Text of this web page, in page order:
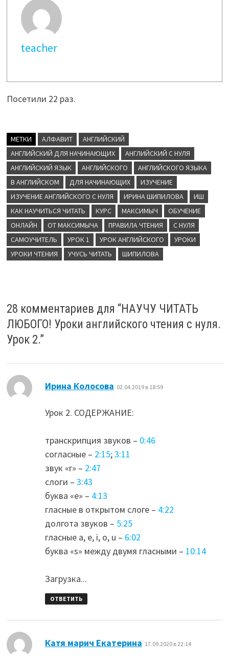
teacher
Посетили 22 раз.
МЕТКИ АЛФАВИТ
АНГЛИЙСКИЙ
АНГЛИЙСКИЙ ДЛЯ НАЧИНАЮЩИХ
АНГЛИЙСКИЙ С НУЛЯ
АНГЛИЙСКИЙ ЯЗЫК
АНГЛИЙСКОГО
АНГЛИЙСКОГО ЯЗЫКА
В АНГЛИЙСКОМ
ДЛЯ НАЧИНАЮЩИХ
ИЗУЧЕНИЕ
ИЗУЧЕНИЕ АНГЛИЙСКОГО С НУЛЯ
ИРИНА ШИПИЛОВА
ИШ
КАК НАУЧИТЬСЯ ЧИТАТЬ
КУРС МАКСИМЫЧ
ОБУЧЕНИЕ
ОНЛАЙН
ОТ МАКСИМЫЧА ПРАВИЛА ЧТЕНИЯ
С НУЛЯ
САМОУЧИТЕЛЬ
УРОК 1 УРОК АНГЛИЙСКОГО
УРОКИ
УРОКИ ЧТЕНИЯ
УЧУСЬ ЧИТАТЬ ШИПИЛОВА
28 комментариев для “НАУЧУ ЧИТАТЬ
ЛЮБОГО! Уроки английского чтения с нуля.
Урок 2.”
Ирина Колосова 02.04.2019 в 18:59
Урок 2. СОДЕРЖАНИЕ:
транскрипция звуков – 0:46
согласные – 2:15;3:11
звук «r» – 2:47
слоги – 3:43
буква «е» – 4:13
гласные в открытом слоге – 4:22
долгота звуков – 5:25
гласные а, е, i, o, u – 6:02
буква «s» между двумя гласными – 10:14
Загрузка...
ОТВЕТИТЬ
Катя марич Екатерина 17.09.2020 в 22:14